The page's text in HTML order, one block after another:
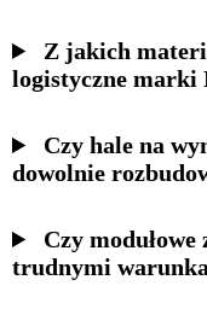
Z jakich
logistyczne marki
Czy hale na
dowolnie
Czy modułowe
trudnymi